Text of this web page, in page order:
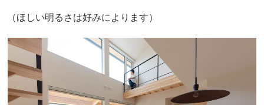
（ほしい明るさは好みによります）